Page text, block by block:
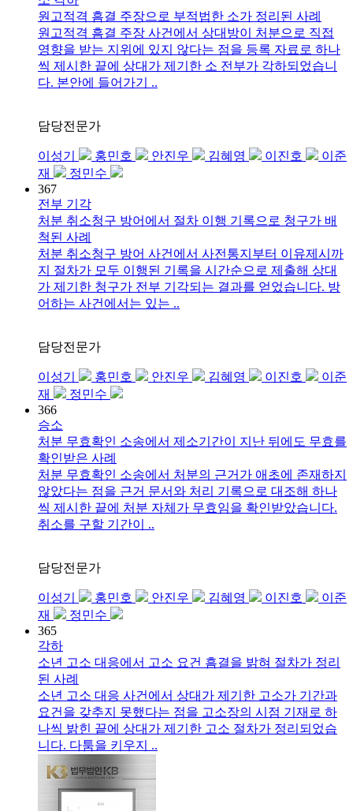
원고적격 흠결 주장으로 부적법한 소가 정리된 사례
원고적격 흠결 주장 사건에서 상대방이 처분으로 직접
영향을 받는 지위에 있지 않다는 점을 등록 자료로 하나
씩 제시한 끝에 상대가 제기한 소 전부가 각하되었습니
다. 본안에 들어가기 ..
담당전문가
이성기 홍민호 안진우 김혜영 이진호
이준
재
정민수
367
전부 기각
처분 취소청구 방어에서 절차 이행 기록으로 청구가 배
척된 사례
처분 취소청구 방어 사건에서 사전통지부터 이유제시까
지 절차가 모두 이행된 기록을 시간순으로 제출해 상대
가 제기한 청구가 전부 기각되는 결과를 얻었습니다. 방
어하는 사건에서는 있는 ..
담당전문가
이성기 홍민호 안진우 김혜영 이진호
이준
재
정민수
366
승소
처분 무효확인 소송에서 제소기간이 지난 뒤에도 무효를
확인받은 사례
처분 무효확인 소송에서 처분의 근거가 애초에 존재하지
않았다는 점을 근거 문서와 처리 기록으로 대조해 하나
씩 제시한 끝에 처분 자체가 무효임을 확인받았습니다.
취소를 구할 기간이 ..
담당전문가
이성기 홍민호 안진우 김혜영 이진호
이준
재
정민수
365
각하
소년 고소 대응에서 고소 요건 흠결을 밝혀 절차가 정리
된 사례
소년 고소 대응 사건에서 상대가 제기한 고소가 기간과
요건을 갖추지 못했다는 점을 고소장의 시점 기재로 하
나씩 밝힌 끝에 상대가 제기한 고소 절차가 정리되었습
니다. 다툼을 키우지 ..